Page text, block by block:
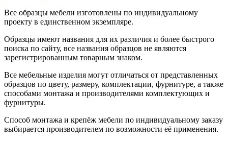
Все образцы мебели изготовлены по индивидуальному
проекту в единственном экземпляре.
Образцы имеют названия для их различия и более быстрого
поиска по сайту, все названия образцов не являются
зарегистрированным товарным знаком.
Все мебельные изделия могут отличаться от представленных
образцов по цвету, размеру, комплектации, фурнитуре, а также
способами монтажа и производителями комплектующих и
фурнитуры.
Способ монтажа и крепёж мебели по индивидуальному заказу
выбирается производителем по возможности её применения.